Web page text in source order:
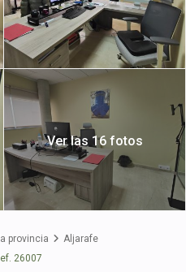
Ver las 16 fotos
provincia
Aljarafe
26007